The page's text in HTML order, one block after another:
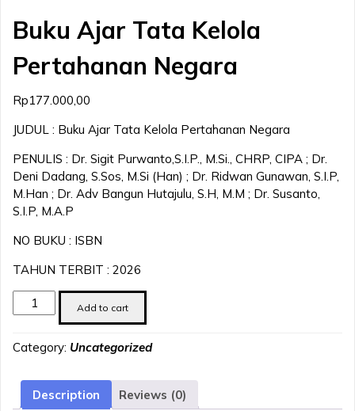
Buku Ajar Tata Kelola
Pertahanan Negara
Rp177.000,00
JUDUL : Buku Ajar Tata Kelola Pertahanan Negara
PENULIS : Dr. Sigit Purwanto,S.I.P., M.Si., CHRP, CIPA ; Dr.
Deni Dadang, S.Sos, M.Si (Han) ; Dr. Ridwan Gunawan, S.I.P,
M.Han ; Dr. Adv Bangun Hutajulu, S.H, M.M ; Dr. Susanto,
S.I.P, M.A.P
NO BUKU : ISBN
TAHUN TERBIT : 2026
Buku
Ajar
Kelola
Negara
quantity
Add to cart
Category: Uncategorized
Description Reviews (0)